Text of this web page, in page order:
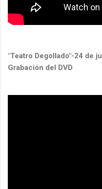
"Teatro Degollado"-24 de
Grabación del DVD